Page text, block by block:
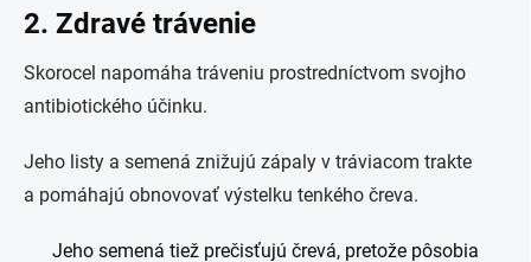
2. Zdravé trávenie
Skorocel napomáha tráveniu prostredníctvom svojho
antibiotického účinku.
Jeho listy a semená znižujú zápaly v tráviacom trakte
a pomáhajú obnovovať výstelku tenkého čreva.
Jeho semená tiež prečisťujú črevá, pretože pôsobia